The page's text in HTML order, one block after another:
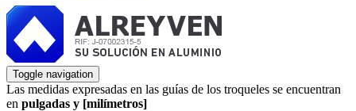
Toggle navigation
Las medidas expresadas en las guías de los troqueles se encuentran
en pulgadas y [milímetros]